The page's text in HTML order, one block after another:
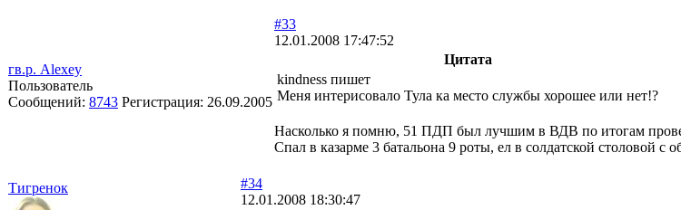
гв.р. Alexey
Пользователь
Сообщений: 8743 Регистрация: 26.09.2005
#33
12.01.2008 17:47:52
Цитата
kindness пишет
Меня интерисовало Тула ка место службы хорошее или нет!?
Насколько я помню, 51 ПДП был лучшим в ВДВ по итогам
Спал в казарме 3 батальона 9 роты, ел в солдатской столовой с
Тигренок
#34
12.01.2008 18:30:47